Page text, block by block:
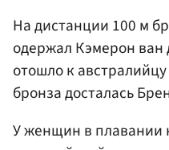
На дистанции 100 м
одержал Кэмерон
отошло к
бронза досталась
У женщин в плавании